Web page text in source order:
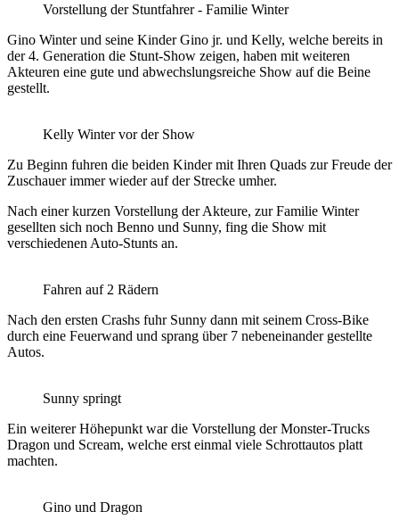
Vorstellung der Stuntfahrer - Familie Winter
Gino Winter und seine Kinder Gino jr. und Kelly, welche bereits in
der 4. Generation die Stunt-Show zeigen, haben mit weiteren
Akteuren eine gute und abwechslungsreiche Show auf die Beine
gestellt.
Kelly Winter vor der Show
Zu Beginn fuhren die beiden Kinder mit Ihren Quads zur Freude der
Zuschauer immer wieder auf der Strecke umher.
Nach einer kurzen Vorstellung der Akteure, zur Familie Winter
gesellten sich noch Benno und Sunny, fing die Show mit
verschiedenen Auto-Stunts an.
Fahren auf 2 Rädern
Nach den ersten Crashs fuhr Sunny dann mit seinem Cross-Bike
durch eine Feuerwand und sprang über 7 nebeneinander gestellte
Autos.
Sunny springt
Ein weiterer Höhepunkt war die Vorstellung der Monster-Trucks
Dragon und Scream, welche erst einmal viele Schrottautos platt
machten.
Gino und Dragon